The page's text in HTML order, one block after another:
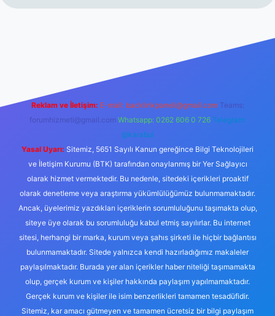
Reklam ve İletişim: E-mail: backlinkpaneli@gmail.com Teams:
forumhizmeti@gmail.com Whatsapp: 0262 606 0 726 Telegram:
@karabul
Yasal Uyarı: Sitemiz, 5651 Sayılı Kanun gereğince Bilgi Teknolojileri
ve İletişim Kurumu (BTK) tarafından onaylanmış bir Yer Sağlayıcı
olarak hizmet vermektedir. Bu nedenle, sitedeki içerikleri proaktif
olarak denetleme veya araştırma yükümlülüğümüz bulunmamaktadır.
Ancak, üyelerimiz yazdıkları içeriklerin sorumluluğunu taşımakta olup,
siteye üye olarak bu sorumluluğu kabul etmiş sayılırlar. Bu internet
sitesi, herhangi bir marka, kurum veya şahıs şirketi ile hiçbir bağlantısı
bulunmamaktadır. Sitede yalnızca kendi hazırladığımız makaleler
paylaşılmaktadır. Burada yer alan içerikler haber niteliği taşımamakta
olup, gerçek kurum ve kişiler hakkında paylaşım yapılmamaktadır.
Gerçek kurum ve kişiler ile isim benzerlikleri tamamen tesadüfidir.
Sitemiz, kar amacı gütmeyen ve tamamen ücretsiz bir bilgi paylaşım